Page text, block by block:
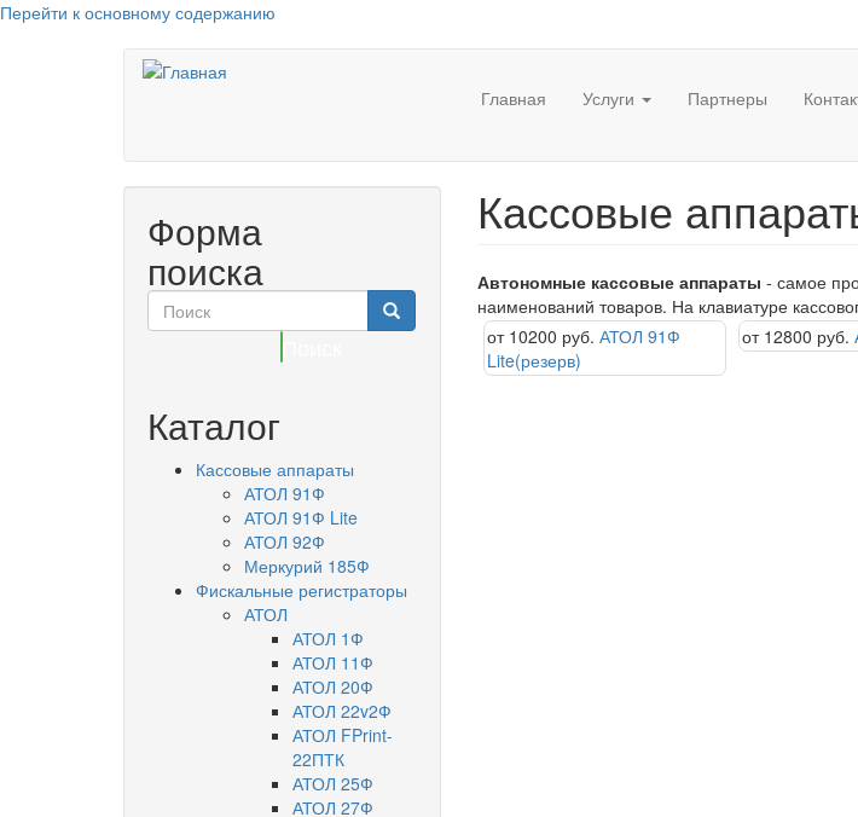
Перейти к основному содержанию
Главная Услуги Партнеры
Форма
поиска
Каталог
Кассовые аппараты
АТОЛ 91Ф
АТОЛ 91Ф Lite
АТОЛ 92Ф
Меркурий 185Ф
Фискальные регистраторы
АТОЛ
АТОЛ 1Ф
АТОЛ 11Ф
АТОЛ 20Ф
АТОЛ 22v2Ф
АТОЛ FPrint-
22ПТК
АТОЛ 25Ф
АТОЛ 27Ф
Кассовые
Автономные кассовые аппараты - самое
наименований товаров. На клавиатуре
от 10200 руб. АТОЛ 91Ф
Lite(резерв)
от 12800 руб.